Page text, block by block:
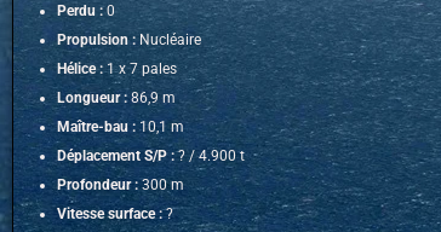
Perdu :0
Propulsion : Nucléaire
Hélice :1 x 7 pales
Longueur : 86,9 m
Maître-bau : 10,1 m
Déplacement S/P :? / 4.900 t
Profondeur : 300 m
Vitesse surface :?